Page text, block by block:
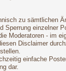
zu sämtlichen
Sperrung einzelner
Moderatoren - im
Disclaimer
einfache
dar.